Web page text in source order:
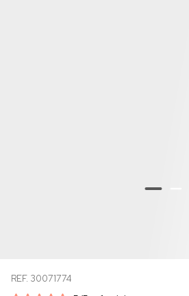
REF. 30071774